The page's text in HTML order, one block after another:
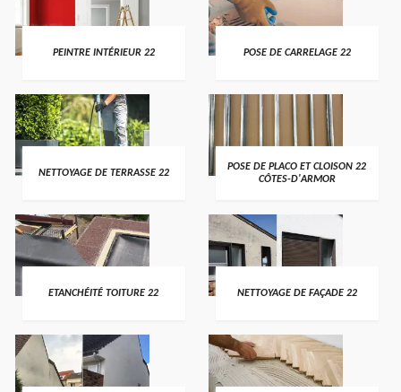
PEINTRE INTÉRIEUR 22 POSE DE CARRELAGE 22
NETTOYAGE DE TERRASSE 22
POSE DE PLACO ET CLOISON 22
CÔTES-D'ARMOR
ETANCHÉITÉ TOITURE 22 NETTOYAGE DE FAÇADE 22